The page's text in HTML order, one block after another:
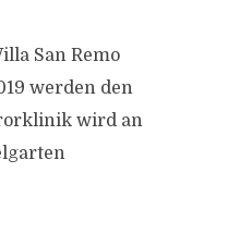
San Remo
werden den
wird an